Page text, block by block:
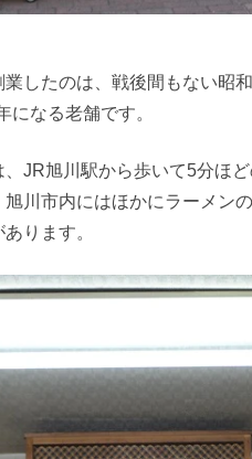
業したのは、戦後間もない昭
になる老舗です。
JR旭川駅から歩いて5分ほ
川市内にはほかにラーメン
ります。